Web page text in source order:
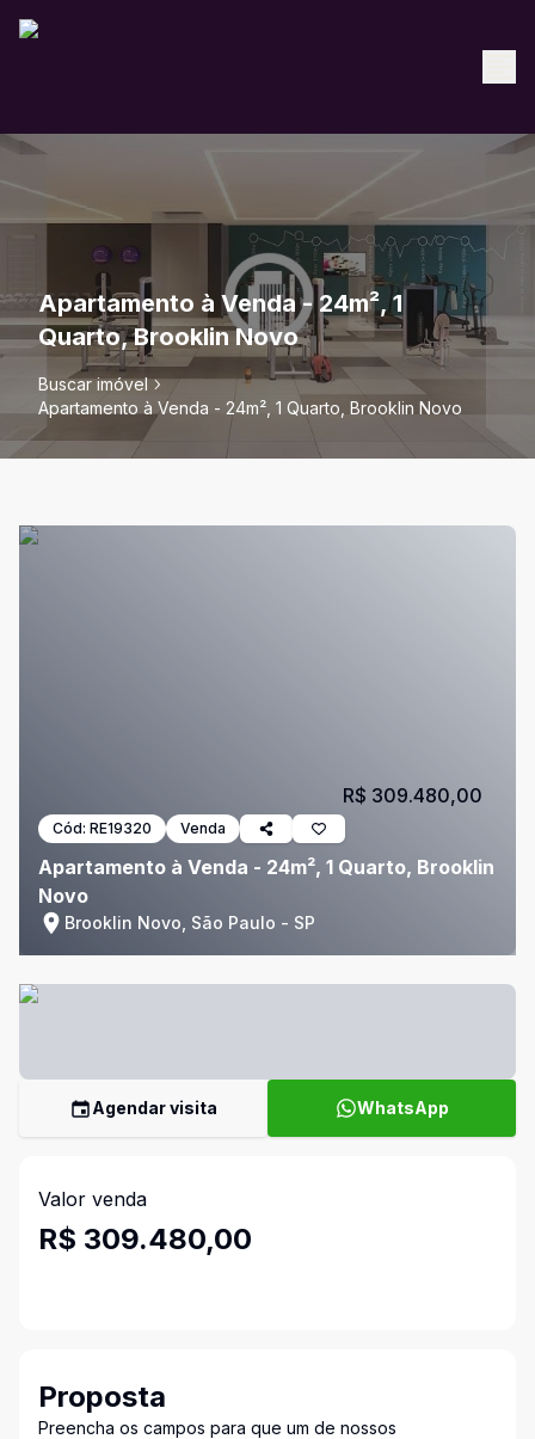
Apartamento à Venda - 24m², 1
Quarto, Brooklin Novo
Buscar imóvel
Apartamento à Venda - 24m², 1 Quarto, Brooklin Novo
Cód: RE19320 Venda
Apartamento à Venda - 24m², 1 Quarto, Brooklin
Novo
Brooklin Novo, São Paulo - SP
R$ 309.480,00
Agendar visita WhatsApp
Valor venda
R$ 309.480,00
Proposta
Preencha os campos para que um de nossos